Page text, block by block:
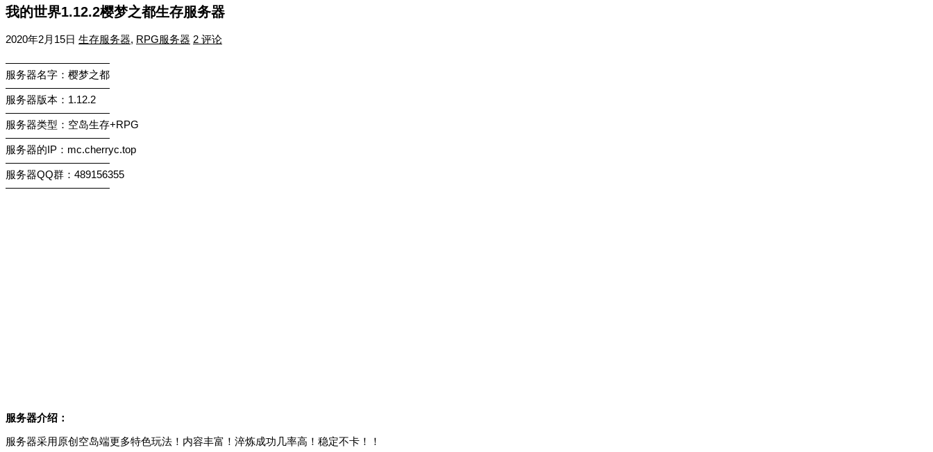
我的世界1.12.2樱梦之都生存服务器
2020年2月15日 生存服务器, RPG服务器 2 评论
——————————
服务器名字：樱梦之都
——————————
服务器版本：1.12.2
——————————
服务器类型：空岛生存+RPG
——————————
服务器的IP：mc.cherryc.top
——————————
服务器QQ群：489156355
——————————
服务器介绍：
服务器采用原创空岛端更多特色玩法！内容丰富！淬炼成功几率高！稳定不卡！！